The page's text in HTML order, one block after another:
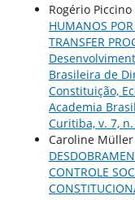
Rogério Piccino
HUMANOS
TRANSFER
Brasileira de
Constituição,
Academia
Curitiba, v. 7,
Caroline
CONTROLE